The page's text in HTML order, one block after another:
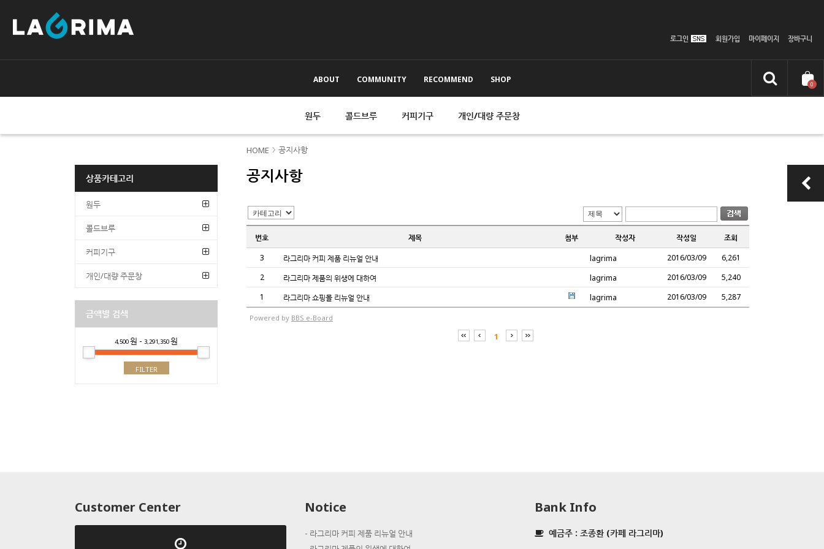
로그인 회원가입 마이페이지 장바구니
ABOUT COMMUNITY RECOMMEND SHOP 0
원두 콜드브루 커피기구 개인/대량 주문창
HOME 공지사항
공지사항
번호 제목 첨부 작성자 작성일
조회
3
라그리마 커피 제품 리뉴얼 안내 lagrima 2016/03/09
6,261
2
라그리마 제품의 위생에 대하여 lagrima 2016/03/09
5,240
1
라그리마 쇼핑몰 리뉴얼 안내 lagrima 2016/03/09 5,287
Powered by BBS e-Board
1
상품카테고리
원두
콜드브루
커피기구
개인/대량 주문창
금액별 검색
4,500원 - 3,291,350원
FILTER
Customer Center Notice
라그리마 커피 제품 리뉴얼 안내
Bank Info
예금주 : 조종환 (카페 라그리마)